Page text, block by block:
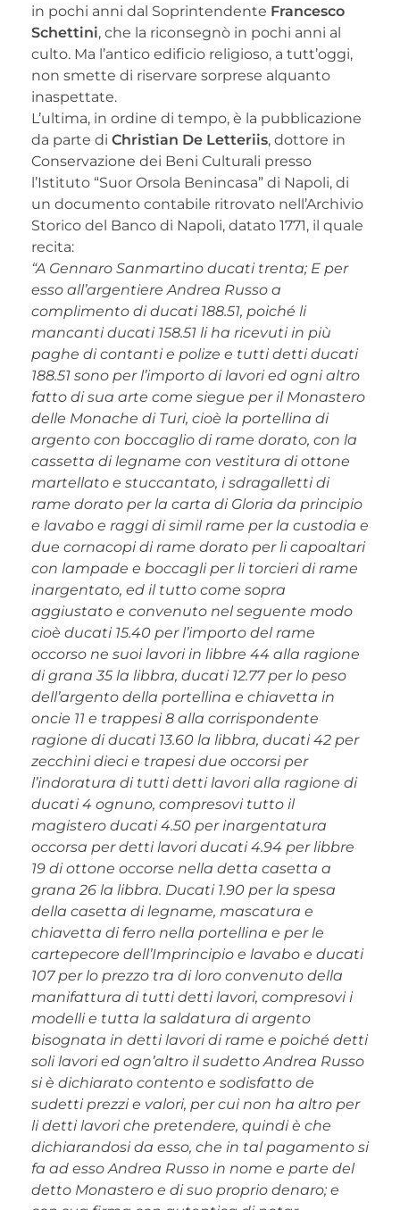
in pochi anni dal Soprintendente Francesco
Schettini, che la riconsegnò in pochi anni al
culto. Ma l’antico edificio religioso, a tutt’oggi,
non smette di riservare sorprese alquanto
inaspettate.
L’ultima, in ordine di tempo, è la pubblicazione
da parte di Christian De Letteriis, dottore in
Conservazione dei Beni Culturali presso
l’Istituto “Suor Orsola Benincasa” di Napoli, di
un documento contabile ritrovato nell’Archivio
Storico del Banco di Napoli, datato 1771, il quale
recita:
“A Gennaro Sanmartino ducati trenta; E per
esso all’argentiere Andrea Russo a
complimento di ducati 188.51, poiché li
mancanti ducati 158.51 li ha ricevuti in più
paghe di contanti e polize e tutti detti ducati
188.51 sono per l’importo di la­vori ed ogni altro
fatto di sua arte come siegue per il Monastero
delle Monache di Turi, cioè la portellina di
argento con boccaglio di rame dorato, con la
cas­setta di legname con vestitura di ottone
martellato e stuccantato, i sdragalletti di
rame dorato per la carta di Gloria da principio
e lavabo e raggi di simil rame per la custodia e
due cornacopi di rame dorato per li capoaltari
con lampade e boccagli per li torcieri di rame
inargentato, ed il tutto come sopra
aggiustato e convenuto nel seguente modo
cioè ducati 15.40 per l’importo del rame
occorso ne suoi lavori in libbre 44 alla ragione
di grana 35 la libbra, ducati 12.77 per lo peso
dell’argento della portellina e chiavetta in
oncie 11 e trappesi 8 alla corri­spondente
ragione di ducati 13.60 la libbra, ducati 42 per
zecchini dieci e trape­si due occorsi per
l’indoratura di tutti detti lavori alla ragione di
ducati 4 ognu­no, compresovi tutto il
magistero ducati 4.50 per inargentatura
occorsa per det­ti lavori ducati 4.94 per libbre
19 di ottone occorse nella detta casetta a
grana 26 la libbra. Ducati 1.90 per la spesa
della casetta di legname, mascatura e
chiavet­ta di ferro nella portellina e per le
cartepecore dell’Imprincipio e lavabo e duca­ti
107 per lo prezzo tra di loro convenuto della
manifattura di tutti detti lavori, compresovi i
modelli e tutta la saldatura di argento
bisognata in detti lavori di rame e poiché detti
soli lavori ed ogn’altro il sudetto Andrea Russo
si è dichiara­to contento e sodisfatto de
sudetti prezzi e valori, per cui non ha altro per
li detti lavori che pretendere, quindi è che
dichiarandosi da esso, che in tal pagamen­to si
fa ad esso Andrea Russo in nome e parte del
detto Monastero e di suo pro­prio denaro; e